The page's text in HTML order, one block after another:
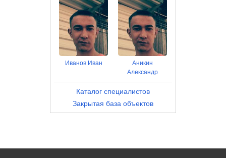
Иванов Иван
Аникин
Александр
Каталог специалистов
Закрытая база объектов